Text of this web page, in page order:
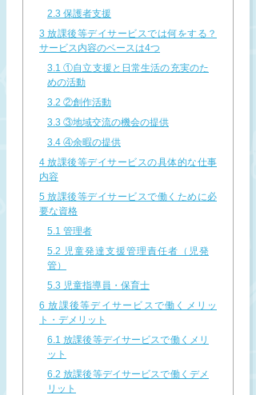
2.3 保護者支援
3 放課後等デイサービスでは何をする？
サービス内容のベースは4つ
3.1 ①自立支援と日常生活の充実のた
めの活動
3.2 ②創作活動
3.3 ③地域交流の機会の提供
3.4 ④余暇の提供
4 放課後等デイサービスの具体的な仕事
内容
5 放課後等デイサービスで働くために必
要な資格
5.1 管理者
5.2 児童発達支援管理責任者（児発
管）
5.3 児童指導員・保育士
6 放課後等デイサービスで働くメリッ
ト・デメリット
6.1 放課後等デイサービスで働くメリ
ット
6.2 放課後等デイサービスで働くデメ
リット